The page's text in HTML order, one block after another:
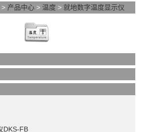
> 产品中心 > 温度 > 就地数字温度显示仪
、适用性极强的新型现场温度显示仪。
特点：采用超微功耗、高精度、低漂移进
功耗极小。具有较强的抗干扰能力和较快
锈钢外壳及硅橡胶密封，具有防尘、耐
源供电的场所。
具有防尘、耐湿、抗振等特点，适用于各
用。特别适合无电源供电场所的温度或压
温度显示仪，是传统现场指针双金属温
。
DKS-FB